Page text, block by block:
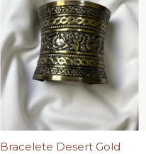
Bracelete Desert Gold